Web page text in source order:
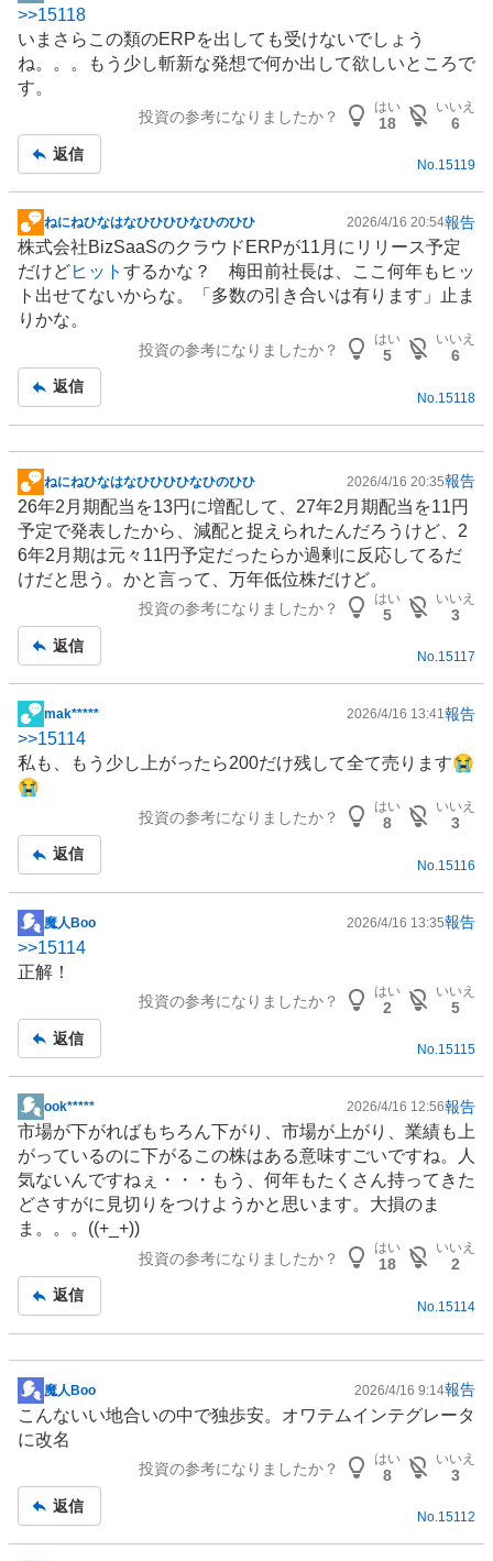
示
板
記
事
>>15118
いまさらこの類のERPを出しても受けないでしょう
ね。。。もう少し斬新な発想で何か出して欲しいところで
す。
投資の参考になりましたか？
はい
18
いいえ
6
返信
No.15119
掲
示
板
記
事
ねにねひなはなひひひひなひのひひ 2026/4/16 20:54報告
株式会社BizSaaSのクラウド ERPが11月にリリース予定
だけどヒット するかな？ 梅田前社長は、ここ何年もヒッ
ト出せてないからな。「多数の引き合いは有ります」止ま
りかな。
投資の参考になりましたか？
はい
5
いいえ
6
返信
No. 15118
掲
示
板
記
事
ねにねひなはなひひひひなひのひひ 2026/4/16 20:35報告
26年2月期配当を13円に増配して、27年2月期配当を11円
予定で発表したから、減配と捉えられたんだろうけど、2
6年2月期は元々11円予定だったらか過剰に反応してるだ
けだと思う。かと言って、万年低位株だけど。
投資の参考になりましたか？
はい
5
いいえ
3
返信
No.15117
掲
示
板
記
mak***** 2026/4/16 13:41報告
>>15114
私も、もう少し上がったら200だけ残して全て売ります😭
😭
投資の参考になりましたか？
はい
8
いいえ
3
返信
No. 15116
掲
示
板
魔人Boo 2026/4/16 13:35報告
>>15114
正解！
投資の参考になりましたか？
はい
2
いいえ
5
返信
No.15115
掲
示
板
記
事
ook***** 2026/4/16 12:56報告
市場が下がればもちろん下がり、市場が上がり、業績も上
がっているのに下がるこの株はある意味すごいですね。人
気ないんですねぇ・・・もう、何年もたくさん持ってきた
どさすがに見切りをつけようかと思います。大損のま
ま。。。((+_+))
投資の参考になりましたか？
はい
18
いいえ
2
返信
No. 15114
掲
示
板
魔人Boo 2026/4/16 9:14報告
こんないい地合いの中で独歩安。オワテムインテグレータ
に改名
投資の参考になりましたか？
はい
8
いいえ
3
返信
No.15112